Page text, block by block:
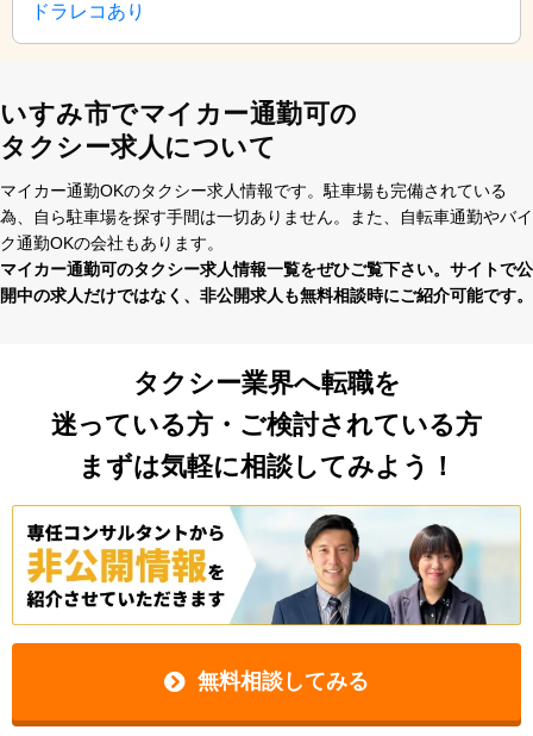
ドラレコあり
いすみ市でマイカー通勤可の
タクシー求人について
マイカー通勤OKのタクシー求⼈情報です。駐⾞場も完備されている
為、⾃ら駐⾞場を探す⼿間は⼀切ありません。また、⾃転⾞通勤やバイ
ク通勤OKの会社もあります。
マイカー通勤可のタクシー求⼈情報⼀覧をぜひご覧下さい。サイトで公
開中の求⼈だけではなく、⾮公開求⼈も無料相談時にご紹介可能です。
タクシー業界へ転職を
迷っている方・ご検討されている方
まずは気軽に相談してみよう！
無料相談してみる